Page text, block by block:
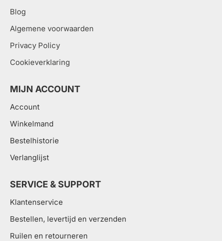
Blog
Algemene voorwaarden
Privacy Policy
Cookieverklaring
MIJN ACCOUNT
Account
Winkelmand
Bestelhistorie
Verlanglijst
SERVICE & SUPPORT
Klantenservice
Bestellen, levertijd en verzenden
Ruilen en retourneren